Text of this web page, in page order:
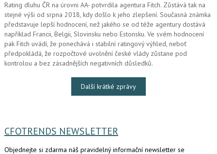
Rating dluhu ČR na úrovni AA- potvrdila agentura Fitch. Zůstává tak na
stejné výši od srpna 2018, kdy došlo k jeho zlepšení. Současná známka
představuje lepší hodnocení, než jakého se od téže agentury dostává
například Francii, Belgii, Slovinsku nebo Estonsku. Ve svém hodnocení
pak Fitch uvádí, že ponechává i stabilní ratingový výhled, neboť
předpokládá, že rozpočtové uvolnění české vlády zůstane pod
kontrolou a bez zásadnějších negativních důsledků.
Další krátké zprávy
CFOTRENDS NEWSLETTER
Objednejte si zdarma náš pravidelný informační newsletter se